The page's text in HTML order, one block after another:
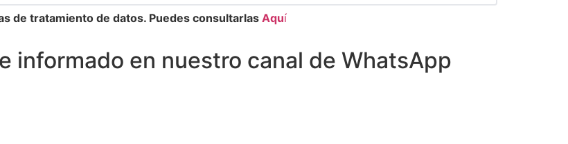
de tratamiento de datos. Puedes consultarlasAquí
informado en nuestro canal de WhatsApp